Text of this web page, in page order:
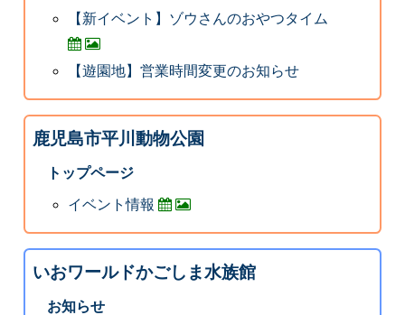
【新イベント】ゾウさんのおやつタイム
【遊園地】営業時間変更のお知らせ
鹿児島市平川動物公園
トップページ
イベント情報
いおワールドかごしま水族館
お知らせ